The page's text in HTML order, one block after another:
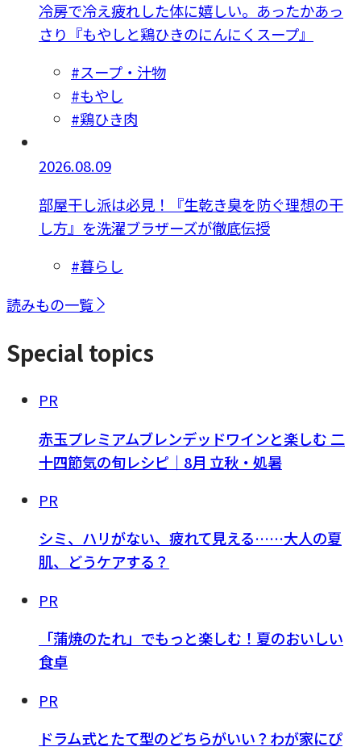
冷房で冷え疲れした体に嬉しい。あったかあっ
さり『もやしと鶏ひきのにんにくスープ』
#スープ・汁物
#もやし
#鶏ひき肉
2026.08.09
部屋干し派は必見！『生乾き臭を防ぐ理想の干
し方』を洗濯ブラザーズが徹底伝授
#暮らし
読みもの一覧
Special topics
PR
赤玉プレミアムブレンデッドワインと楽しむ 二
十四節気の旬レシピ｜8月 立秋・処暑
PR
シミ、ハリがない、疲れて見える……大人の夏
肌、どうケアする？
PR
「蒲焼のたれ」でもっと楽しむ！夏のおいしい
食卓
PR
ドラム式とたて型のどちらがいい？わが家にぴ